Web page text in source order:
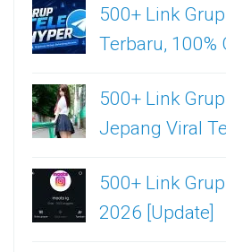
500+ Link
Terbaru, 100%
500+ Link
Jepang Viral
500+ Link
2026 [Update]